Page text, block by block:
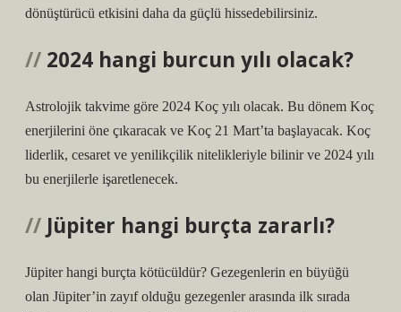
dönüştürücü etkisini daha da güçlü hissedebilirsiniz.
2024 hangi burcun yılı olacak?
Astrolojik takvime göre 2024 Koç yılı olacak. Bu dönem Koç
enerjilerini öne çıkaracak ve Koç 21 Mart’ta başlayacak. Koç
liderlik, cesaret ve yenilikçilik nitelikleriyle bilinir ve 2024 yılı
bu enerjilerle işaretlenecek.
Jüpiter hangi burçta zararlı?
Jüpiter hangi burçta kötücüldür? Gezegenlerin en büyüğü
olan Jüpiter’in zayıf olduğu gezegenler arasında ilk sırada